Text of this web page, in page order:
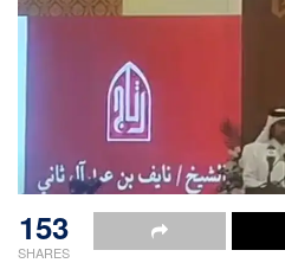
153
SHARES